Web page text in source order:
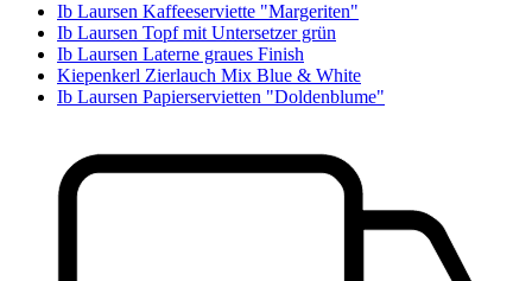
Ib Laursen Kaffeeserviette "Margeriten"
Ib Laursen Topf mit Untersetzer grün
Ib Laursen Laterne graues Finish
Kiepenkerl Zierlauch Mix Blue & White
Ib Laursen Papierservietten "Doldenblume"